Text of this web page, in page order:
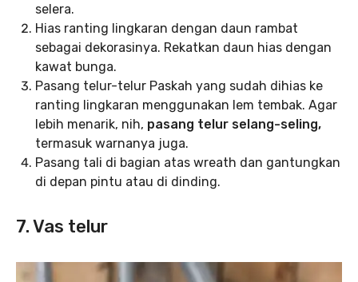
selera.
Hias ranting lingkaran dengan daun rambat
sebagai dekorasinya. Rekatkan daun hias dengan
kawat bunga.
Pasang telur-telur Paskah yang sudah dihias ke
ranting lingkaran menggunakan lem tembak. Agar
lebih menarik, nih, pasang telur selang-seling,
termasuk warnanya juga.
Pasang tali di bagian atas wreath dan gantungkan
di depan pintu atau di dinding.
7. Vas telur